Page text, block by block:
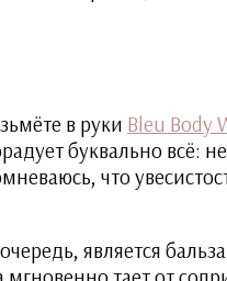
в руки Bleu Body
буквально
что
является